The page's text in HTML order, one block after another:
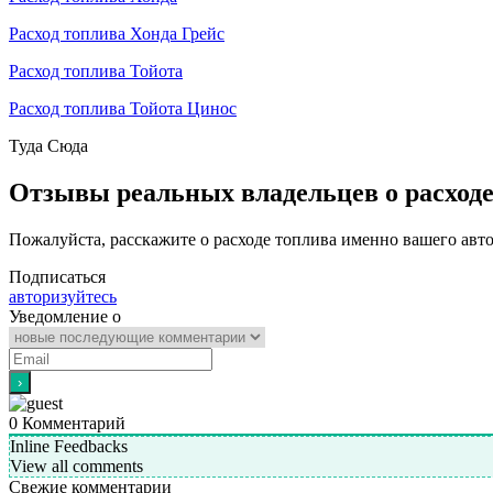
Расход топлива Хонда Грейс
Расход топлива Тойота
Расход топлива Тойота Цинос
Туда Сюда
Отзывы реальных владельцев о расходе
Пожалуйста, расскажите о расходе топлива именно вашего
Подписаться
авторизуйтесь
Уведомление о
0 Комментарий
Inline Feedbacks
View all comments
Свежие комментарии